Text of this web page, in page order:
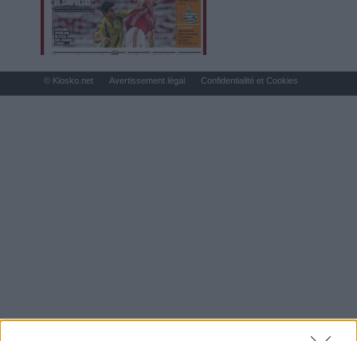
© Kiosko.net Avertissement légal Confidentialité et Cookies